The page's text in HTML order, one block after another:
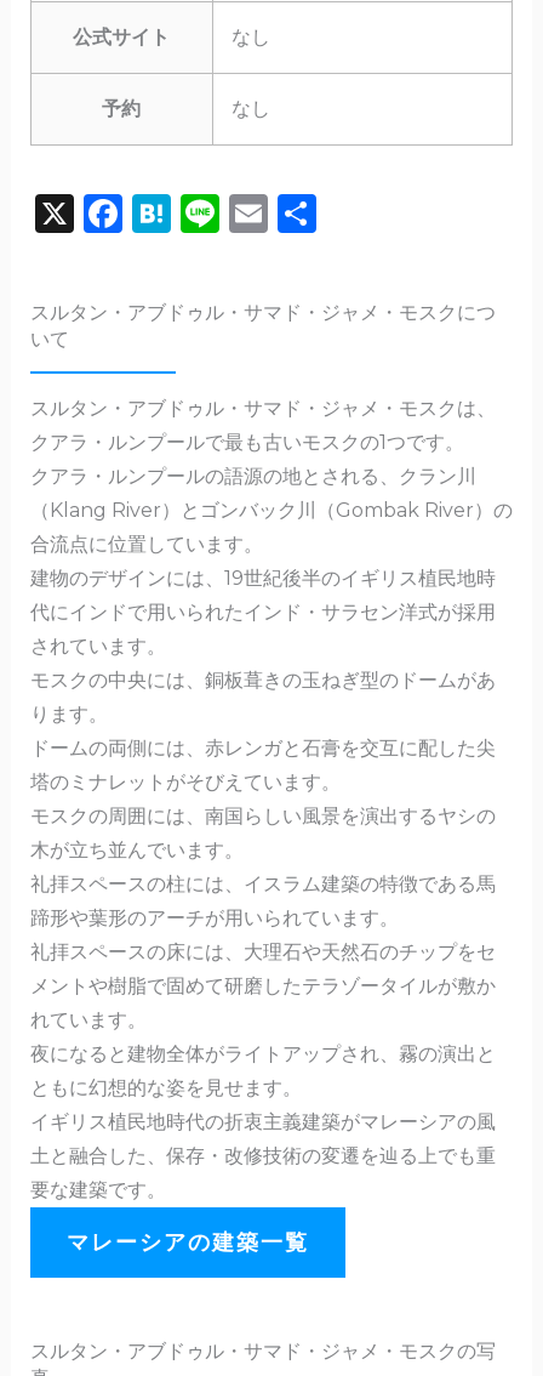
公式サイト なし
予約 なし
F
e
b
o
o
k
E
l
Li
H
n
a
X
共
スルタン・アブドゥル・サマド・ジャメ・モスクにつ
いて
スルタン・アブドゥル・サマド・ジャメ・モスクは、
クアラ・ルンプールで最も古いモスクの1つです。
クアラ・ルンプールの語源の地とされる、クラン川
（Klang River）とゴンバック川（Gombak River）の
合流点に位置しています。
建物のデザインには、19世紀後半のイギリス植民地時
代にインドで用いられたインド・サラセン洋式が採用
されています。
モスクの中央には、銅板葺きの玉ねぎ型のドームがあ
ります。
ドームの両側には、赤レンガと石膏を交互に配した尖
塔のミナレットがそびえています。
モスクの周囲には、南国らしい風景を演出するヤシの
木が立ち並んでいます。
礼拝スペースの柱には、イスラム建築の特徴である馬
蹄形や葉形のアーチが用いられています。
礼拝スペースの床には、大理石や天然石のチップをセ
メントや樹脂で固めて研磨したテラゾータイルが敷か
れています。
夜になると建物全体がライトアップされ、霧の演出と
ともに幻想的な姿を見せます。
イギリス植民地時代の折衷主義建築がマレーシアの風
土と融合した、保存・改修技術の変遷を辿る上でも重
要な建築です。
マレーシアの建築一覧
スルタン・アブドゥル・サマド・ジャメ・モスクの写